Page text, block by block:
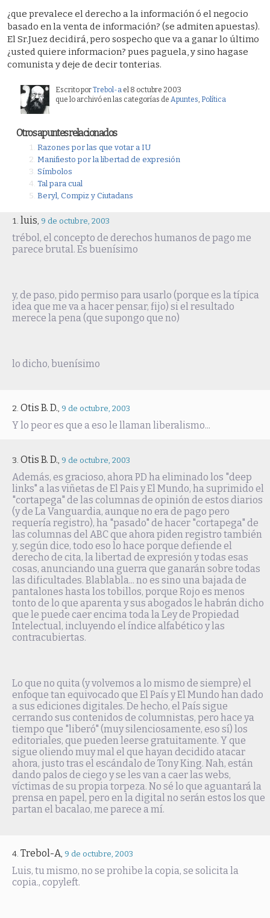
¿que prevalece el derecho a la información ó el negocio
basado en la venta de información? (se admiten apuestas).
El Sr.Juez decidirá, pero sospecho que va a ganar lo último
¿usted quiere informacion? pues paguela, y sino hagase
comunista y deje de decir tonterias.
Escrito porTrebol-a el 8 octubre 2003
que lo archivó en las categorías de Apuntes, Polí­tica
Otros apuntes relacionados
Razones por las que votar a IU
Manifiesto por la libertad de expresión
Símbolos
Tal para cual
Beryl, Compiz y Ciutadans
luis, 9 de octubre, 2003
trébol, el concepto de derechos humanos de pago me
parece brutal. Es buenísimo
y, de paso, pido permiso para usarlo (porque es la típica
idea que me va a hacer pensar, fijo) si el resultado
merece la pena (que supongo que no)
lo dicho, buenísimo
Otis B. D., 9 de octubre, 2003
Y lo peor es que a eso le llaman liberalismo...
Otis B. D., 9 de octubre, 2003
Además, es gracioso, ahora PD ha eliminado los "deep
links" a las viñetas de El Pais y El Mundo, ha suprimido el
"cortapega" de las columnas de opinión de estos diarios
(y de La Vanguardia, aunque no era de pago pero
requería registro), ha "pasado" de hacer "cortapega" de
las columnas del ABC que ahora piden registro también
y, según dice, todo eso lo hace porque defiende el
derecho de cita, la libertad de expresión y todas esas
cosas, anunciando una guerra que ganarán sobre todas
las dificultades. Blablabla... no es sino una bajada de
pantalones hasta los tobillos, porque Rojo es menos
tonto de lo que aparenta y sus abogados le habrán dicho
que le puede caer encima toda la Ley de Propiedad
Intelectual, incluyendo el índice alfabético y las
contracubiertas.
Lo que no quita (y volvemos a lo mismo de siempre) el
enfoque tan equivocado que El País y El Mundo han dado
a sus ediciones digitales. De hecho, el País sigue
cerrando sus contenidos de columnistas, pero hace ya
tiempo que "liberó" (muy silenciosamente, eso sí) los
editoriales, que pueden leerse gratuitamente. Y que
sigue oliendo muy mal el que hayan decidido atacar
ahora, justo tras el escándalo de Tony King. Nah, están
dando palos de ciego y se les van a caer las webs,
víctimas de su propia torpeza. No sé lo que aguantará la
prensa en papel, pero en la digital no serán estos los que
partan el bacalao, me parece a mí.
Trebol-A, 9 de octubre, 2003
Luis, tu mismo, no se prohibe la copia, se solicita la
copia., copyleft.